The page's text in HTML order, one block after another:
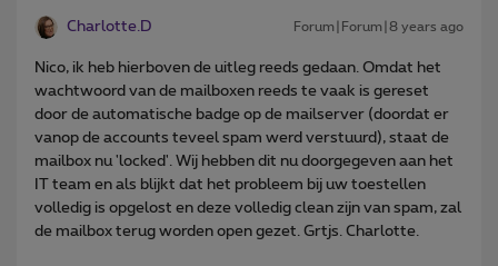
Charlotte.D Forum|Forum|8 years ago
Nico, ik heb hierboven de uitleg reeds gedaan. Omdat het
wachtwoord van de mailboxen reeds te vaak is gereset
door de automatische badge op de mailserver (doordat er
vanop de accounts teveel spam werd verstuurd), staat de
mailbox nu 'locked'. Wij hebben dit nu doorgegeven aan het
IT team en als blijkt dat het probleem bij uw toestellen
volledig is opgelost en deze volledig clean zijn van spam, zal
de mailbox terug worden open gezet. Grtjs. Charlotte.